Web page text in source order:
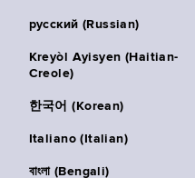
русский (Russian)
Kreyòl Ayisyen (Haitian-
Creole)
한국어 (Korean)
Italiano (Italian)
বাংলা (Bengali)